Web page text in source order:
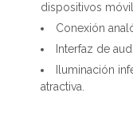
dispositivos
Conexión
Interfaz de
Iluminación
atractiva.